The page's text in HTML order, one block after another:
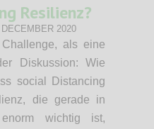
Resilienz?
2020
als eine
Diskussion: Wie
social Distancing
die gerade in
wichtig ist,